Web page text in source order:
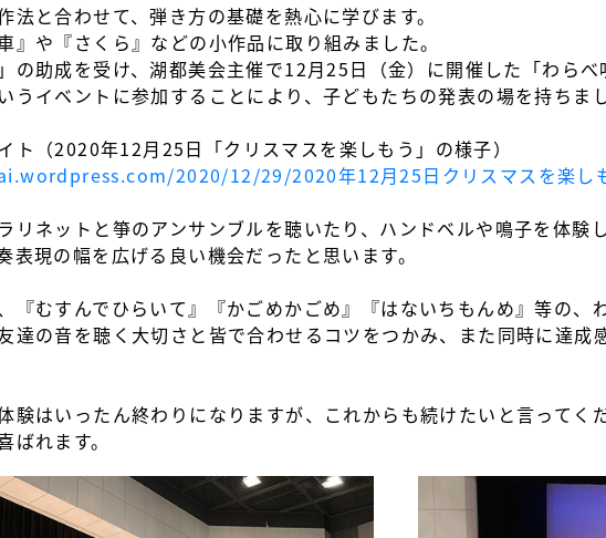
法と合わせて、弾き方の基礎を熱心に学びます。
』や『さくら』などの小作品に取り組みました。
」の助成を受け、湖都美会主催で12月25日（金）に開催した「わら
うイベントに参加することにより、子どもたちの発表の場を持ちまし
ト（2020年12月25日「クリスマスを楽しもう」の様子）
2020/12/29/2020年12月25日クリスマスを楽し
リネットと箏のアンサンブルを聴いたり、ハンドベルや鳴子を体験
表現の幅を広げる良い機会だったと思います。
『むすんでひらいて』『かごめかごめ』『はないちもんめ』等の、
達の音を聴く大切さと皆で合わせるコツをつかみ、また同時に達成
験はいったん終わりになりますが、これからも続けたいと言ってく
ばれます。